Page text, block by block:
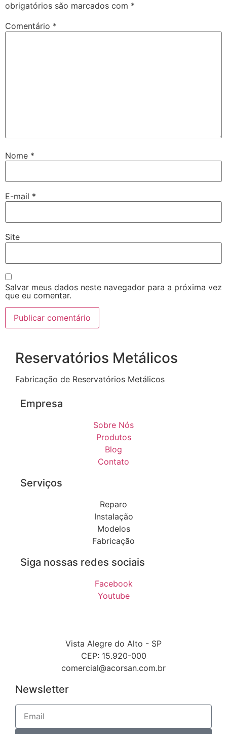
obrigatórios são marcados com *
Comentário *
Nome *
E-mail *
Site
Salvar meus dados neste navegador para a próxima vez
que eu comentar.
Reservatórios Metálicos
Fabricação de Reservatórios Metálicos
Empresa
Sobre Nós
Produtos
Blog
Contato
Serviços
Reparo
Instalação
Modelos
Fabricação
Siga nossas redes sociais
Facebook
Youtube
Vista Alegre do Alto - SP
CEP: 15.920-000
comercial@acorsan.com.br
Newsletter